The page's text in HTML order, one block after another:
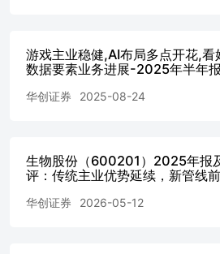
特彼勒、康明斯、潍柴等全球主
商，深度受益于本轮高景气周期
实现跨越式增长，已成为该领
量和利润率远高于传统车用产品
项目，以及与德国莱茵金属的技
场限制解除，为业务全球化发展
商量，主要承接北美等海外市场
游戏主业稳健,AI布局多点开花,看
数据要素业务进展-2025年半年
华创证券 2025-08-24
生物股份（600201）2025年报
评：传统主业优势延续，新管线
华创证券 2026-05-12